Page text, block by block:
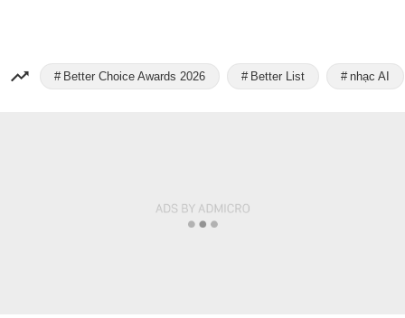
Better Choice Awards 2026 Better List nhạc AI